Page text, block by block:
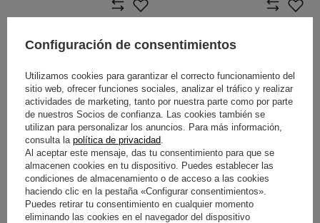
GORRA TOYOTA GAZOO
RACING WEC CAR #8
27,70 € / artículo
GORRA TOYOTA GAZOO
RACING CHAMPIONS
27,70 € / artículo
Configuración de consentimientos
Utilizamos cookies para garantizar el correcto funcionamiento del
sitio web, ofrecer funciones sociales, analizar el tráfico y realizar
actividades de marketing, tanto por nuestra parte como por parte
de nuestros Socios de confianza. Las cookies también se
utilizan para personalizar los anuncios. Para más información,
consulta la política de privacidad
Al aceptar este mensaje, das tu consentimiento para que se
almacenen cookies en tu dispositivo. Puedes establecer las
condiciones de almacenamiento o de acceso a las cookies
haciendo clic en la pestaña «Configurar consentimientos».
Puedes retirar tu consentimiento en cualquier momento
eliminando las cookies en el navegador del dispositivo